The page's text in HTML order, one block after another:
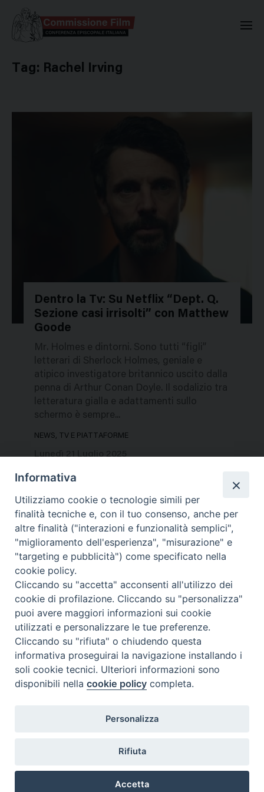
Tag: Rachel Irving
783473
Dentro la Tv: Su Netflix “Dept. Q.
Sezione casi irrisolti” con Matthew
Goode
Mr. Holmes e dintorni. Sono tutti “figli”
letterari di Sherlock Holmes, geniale e
atipico investigatore britannico uscito dalla
penna di Arthur Conan Doyle. Il sodalizio tra
letteratura gialla e adattamenti sullo
schermo è sempre...
NEWS, TV E PIATTAFORME
Contatti & Info
C.ne Aurelia, 50 – 00165 Roma
Contatti
Scrivi a: cnvf@chiesacattolica.it
Informativa
Utilizziamo cookie o tecnologie simili per
finalità tecniche e, con il tuo consenso, anche per
altre finalità ("interazioni e funzionalità semplici",
"miglioramento dell'esperienza", "misurazione" e
"targeting e pubblicità") come specificato nella
cookie policy.
Cliccando su "accetta" acconsenti all'utilizzo dei
cookie di profilazione. Cliccando su "personalizza"
puoi avere maggiori informazioni sui cookie
utilizzati e personalizzare le tue preferenze.
Cliccando su "rifiuta" o chiudendo questa
informativa proseguirai la navigazione installando i
soli cookie tecnici. Ulteriori informazioni sono
disponibili nellacookie policy completa.
Personalizza
Rifiuta
Accetta